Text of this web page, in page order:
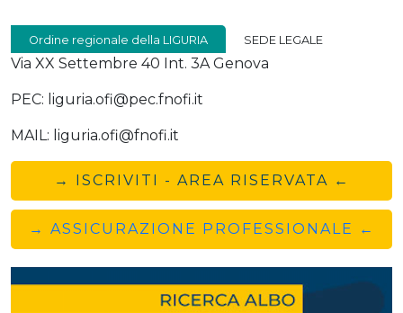
Ordine regionale della LIGURIA SEDE LEGALE
Via XX Settembre 40 Int. 3A Genova
PEC: liguria.ofi@pec.fnofi.it
MAIL: liguria.ofi@fnofi.it
→ ISCRIVITI - AREA RISERVATA ←
→ ASSICURAZIONE PROFESSIONALE ←